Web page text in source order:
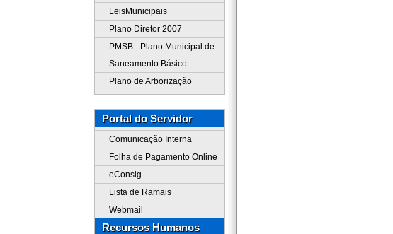
LeisMunicipais
Plano Diretor 2007
PMSB - Plano Municipal de
Saneamento Básico
Plano de Arborização
Portal do Servidor
Comunicação Interna
Folha de Pagamento Online
eConsig
Lista de Ramais
Webmail
Recursos Humanos